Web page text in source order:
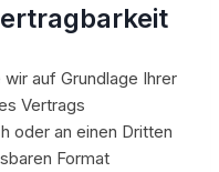
auf Grundlage Ihrer
Vertrags
oder an einen Dritten
Format